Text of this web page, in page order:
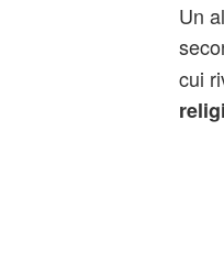
Un
cui